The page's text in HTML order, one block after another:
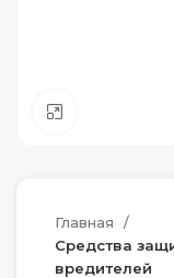
Нажмите,
Главная
Средства
вредителей